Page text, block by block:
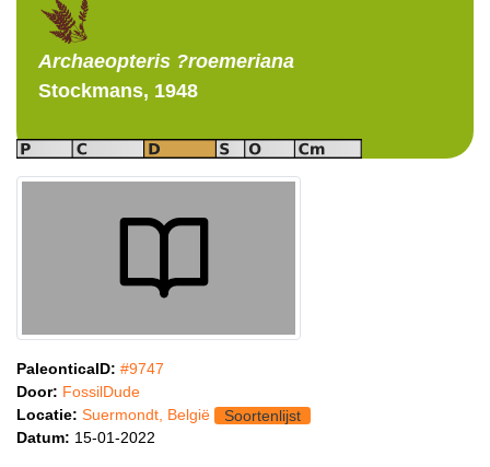
Archaeopteris ?roemeriana
Stockmans, 1948
PaleonticaID: #9747
Door: FossilDude
Locatie: Suermondt, België
Soortenlijst
Datum: 15-01-2022